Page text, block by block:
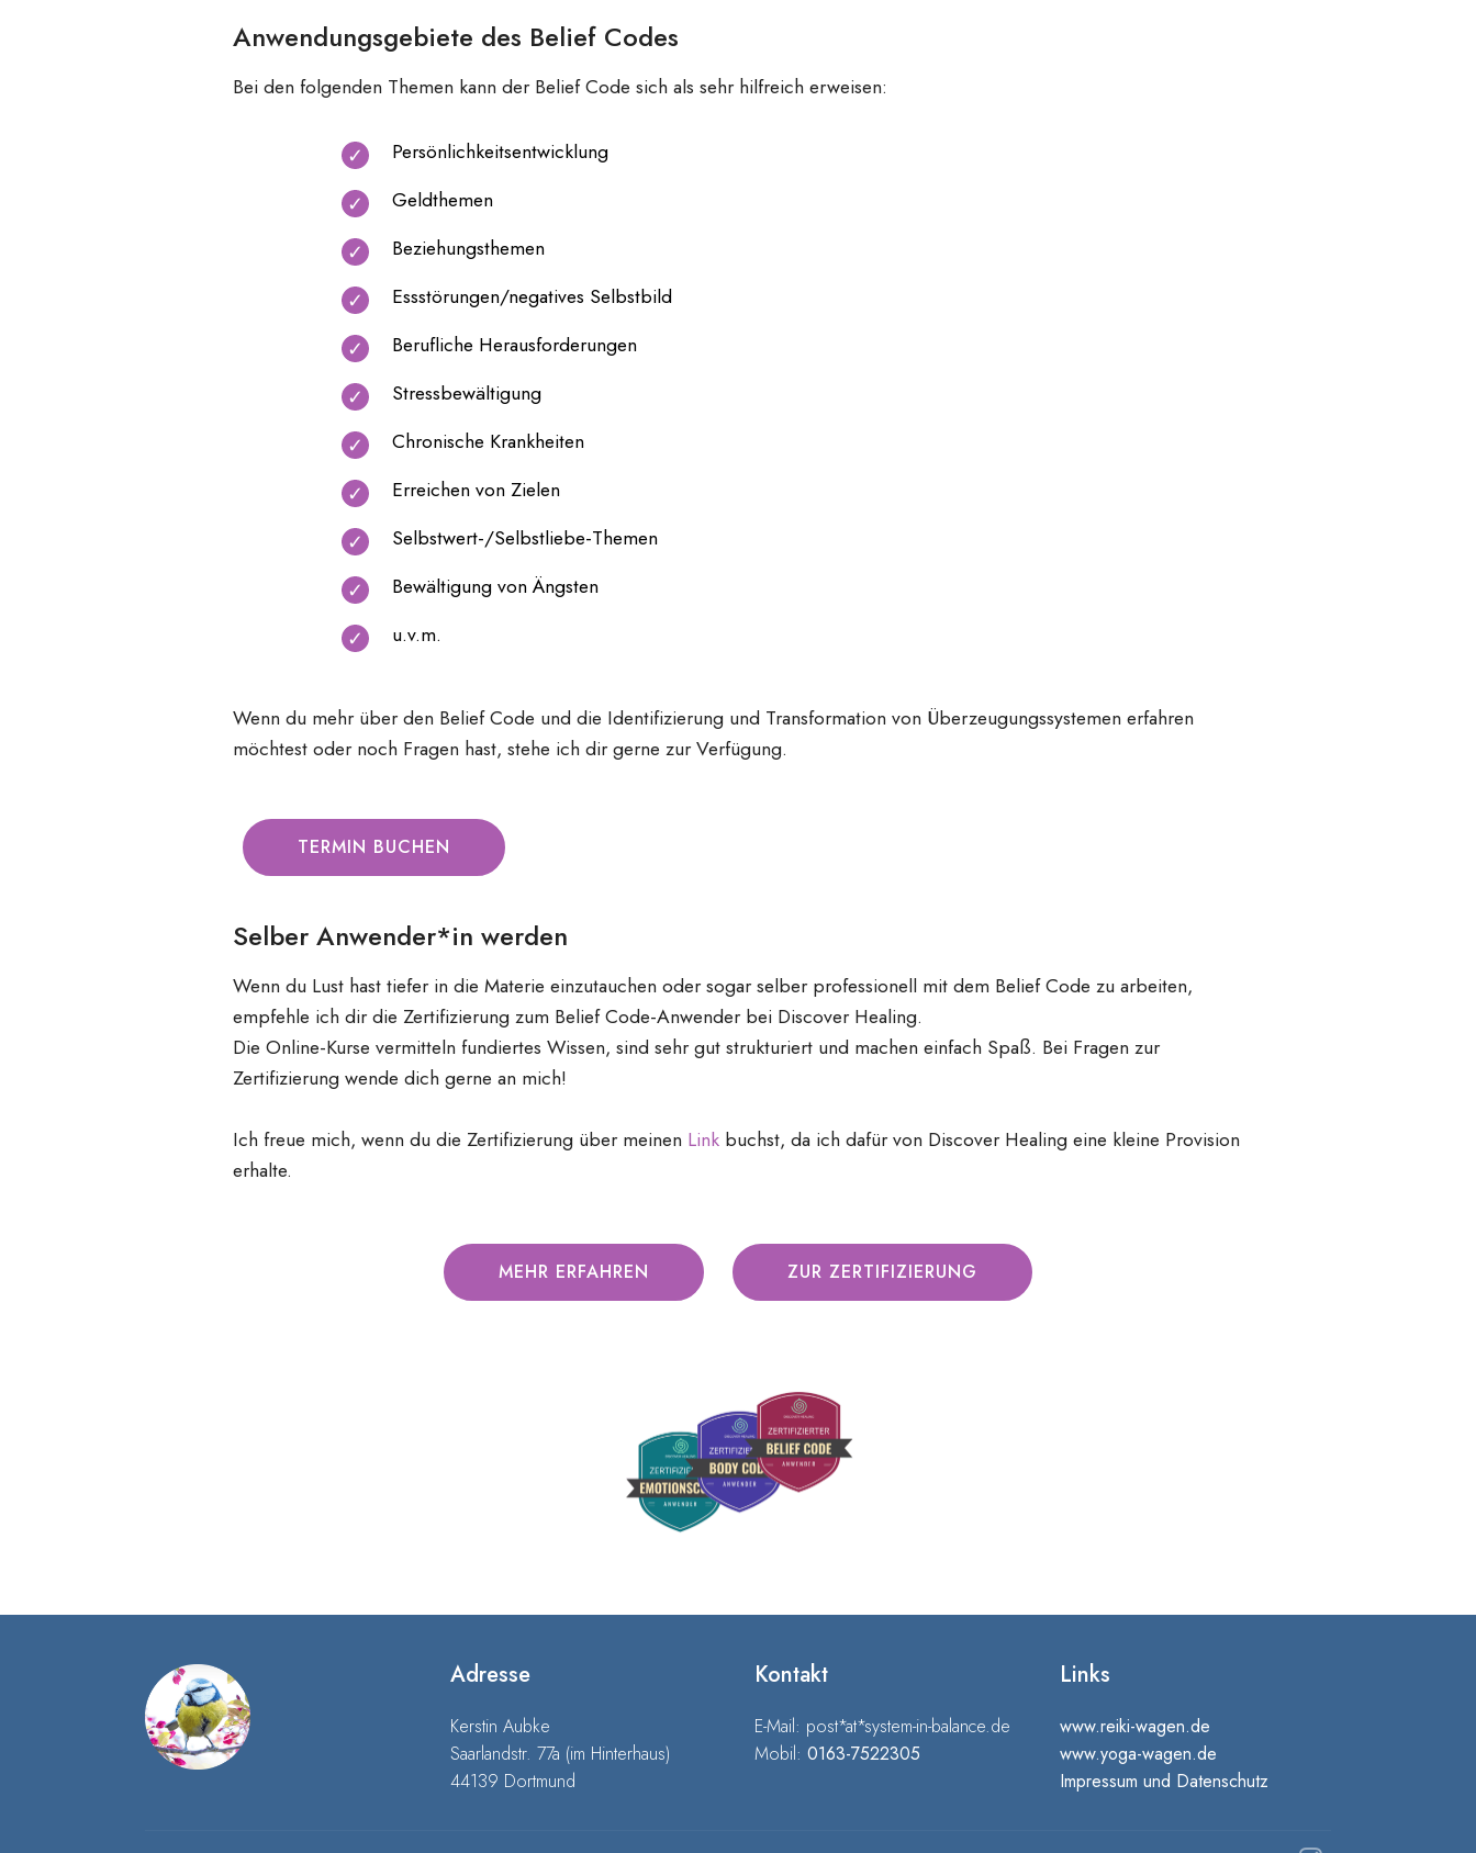
Anwendungsgebiete des Belief Codes
Bei den folgenden Themen kann der Belief Code sich als sehr hilfreich erweisen:
Persönlichkeitsentwicklung
Geldthemen
Beziehungsthemen
Essstörungen/negatives Selbstbild
Berufliche Herausforderungen
Stressbewältigung
Chronische Krankheiten
Erreichen von Zielen
Selbstwert-/Selbstliebe-Themen
Bewältigung von Ängsten
u.v.m.
Wenn du mehr über den Belief Code und die Identifizierung und Transformation von Überzeugungssystemen erfahren
möchtest oder noch Fragen hast, stehe ich dir gerne zur Verfügung.
TERMIN BUCHEN
Selber Anwender*in werden
Wenn du Lust hast tiefer in die Materie einzutauchen oder sogar selber professionell mit dem Belief Code zu arbeiten,
empfehle ich dir die Zertifizierung zum Belief Code-Anwender bei Discover Healing.
Die Online-Kurse vermitteln fundiertes Wissen, sind sehr gut strukturiert und machen einfach Spaß. Bei Fragen zur
Zertifizierung wende dich gerne an mich!
Ich freue mich, wenn du die Zertifizierung über meinen Link buchst, da ich dafür von Discover Healing eine kleine Provision
erhalte.
MEHR ERFAHREN ZUR ZERTIFIZIERUNG
Adresse
Kerstin Aubke
Saarlandstr. 77a (im Hinterhaus)
44139 Dortmund
Kontakt
E-Mail: post*at*system-in-balance.de
Mobil: 0163-7522305
Links
www.reiki-wagen.de
www.yoga-wagen.de
Impressum und Datenschutz